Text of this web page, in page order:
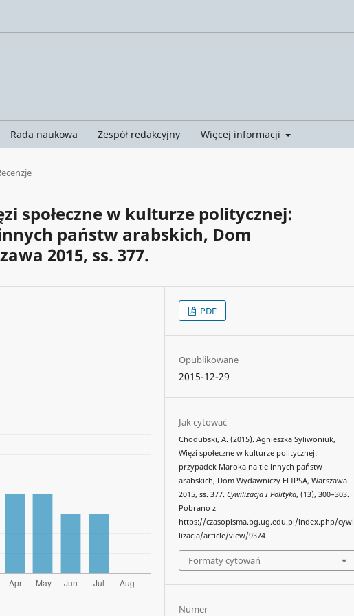
Rada naukowa Zespół redakcyjny Więcej informacji
społeczne w kulturze politycznej:
państw arabskich, Dom
2015, ss. 377.
PDF
Opublikowane
2015-12-29
Jak cytować
Chodubski, A. (2015). Agnieszka Syliwoniuk,
Więzi społeczne w kulturze politycznej:
przypadek Maroka na tle innych państw
arabskich, Dom Wydawniczy ELIPSA, Warszawa
2015, ss. 377.Cywilizacja I Polityka, (13), 300–303.
Pobrano z
https://czasopisma.bg.ug.edu.pl/index.php/cywi
lizacja/article/view/9374
Formaty cytowań
Numer